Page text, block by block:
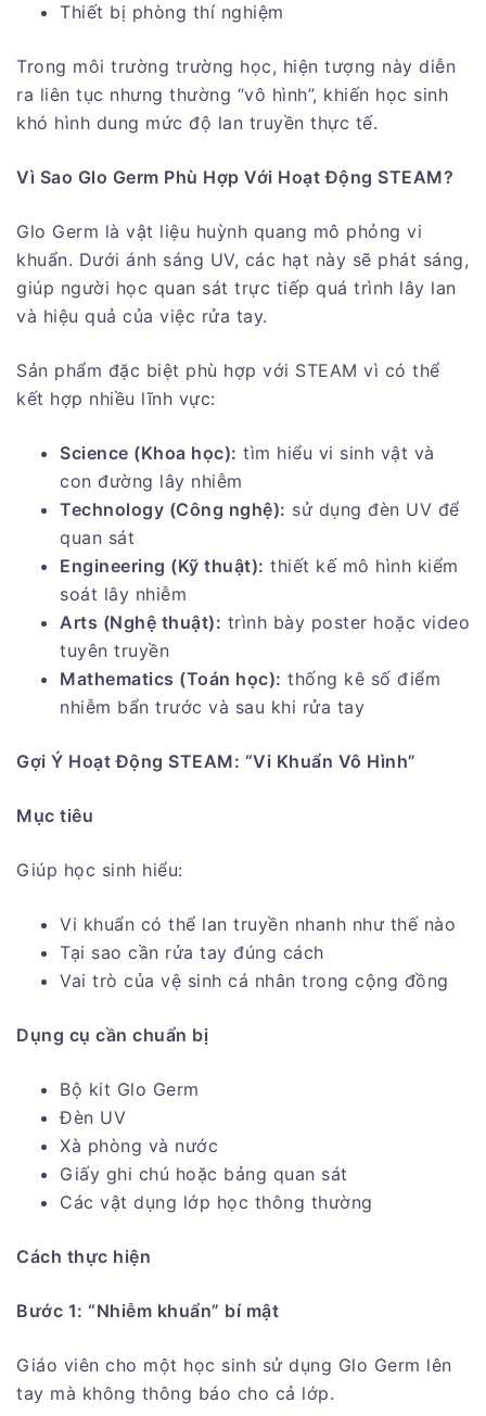
Thiết bị phòng thí nghiệm
Trong môi trường trường học, hiện tượng này diễn
ra liên tục nhưng thường “vô hình”, khiến học sinh
khó hình dung mức độ lan truyền thực tế.
Vì Sao Glo Germ Phù Hợp Với Hoạt Động STEAM?
Glo Germ là vật liệu huỳnh quang mô phỏng vi
khuẩn. Dưới ánh sáng UV, các hạt này sẽ phát sáng,
giúp người học quan sát trực tiếp quá trình lây lan
và hiệu quả của việc rửa tay.
Sản phẩm đặc biệt phù hợp với STEAM vì có thể
kết hợp nhiều lĩnh vực:
Science (Khoa học): tìm hiểu vi sinh vật và
con đường lây nhiễm
Technology (Công nghệ): sử dụng đèn UV để
quan sát
Engineering (Kỹ thuật): thiết kế mô hình kiểm
soát lây nhiễm
Arts (Nghệ thuật): trình bày poster hoặc video
tuyên truyền
Mathematics (Toán học): thống kê số điểm
nhiễm bẩn trước và sau khi rửa tay
Gợi Ý Hoạt Động STEAM: “Vi Khuẩn Vô Hình”
Mục tiêu
Giúp học sinh hiểu:
Vi khuẩn có thể lan truyền nhanh như thế nào
Tại sao cần rửa tay đúng cách
Vai trò của vệ sinh cá nhân trong cộng đồng
Dụng cụ cần chuẩn bị
Bộ kit Glo Germ
Đèn UV
Xà phòng và nước
Giấy ghi chú hoặc bảng quan sát
Các vật dụng lớp học thông thường
Cách thực hiện
Bước 1: “Nhiễm khuẩn” bí mật
Giáo viên cho một học sinh sử dụng Glo Germ lên
tay mà không thông báo cho cả lớp.